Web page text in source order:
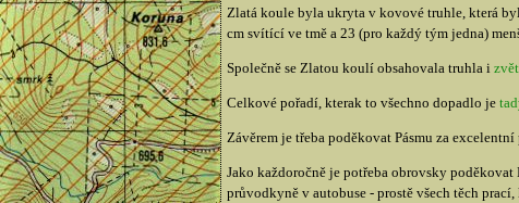
Zlatá koule byla ukryta v kovové truhle, která
cm svítící ve tmě a 23 (pro každý tým jedna)
Společně se Zlatou koulí obsahovala truhla i
Celkové pořadí, kterak to všechno dopadlo je
Závěrem je třeba poděkovat Pásmu za
Jako každoročně je potřeba obrovsky
průvodkyně v autobuse - prostě všech těch